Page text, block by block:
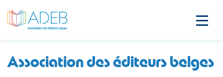
Association des éditeurs belges